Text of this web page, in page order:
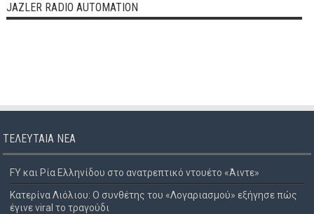
JAZLER RADIO AUTOMATION
ΤΕΛΕΥΤΑΊΑ ΝΈΑ
FY και Ρία Ελληνίδου στο ανατρεπτικό ντουέτο «Άιντε»
Κατερίνα Λιόλιου: Ο συνθέτης του «Λογαριασμού» εξήγησε πώς
έγινε viral το τραγούδι